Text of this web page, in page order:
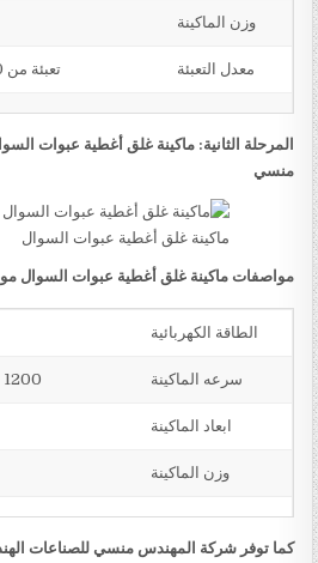
وزن الماكينة
معدل التعبئة تعبئة من 50 ملليلتر حتي 1000 ملليلتر
منسي
ماكينة غلق أغطية عبوات السوال
مواصفات ماكينة غلق أغطية عبوات السوال موديل 461 ماركة
الطاقة الكهربائية
سرعه الماكينة 1200 الى 2000 غطاء فى الساعة
ابعاد الماكينة
وزن الماكينة
كما توفر شركة المهندس منسي للصناعات